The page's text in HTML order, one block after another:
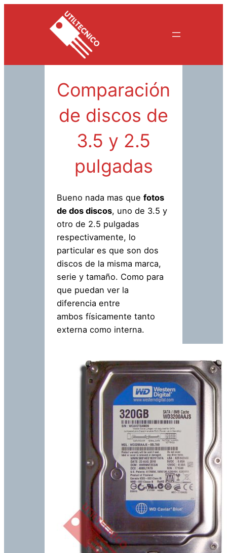
Comparación
de discos de
3.5 y 2.5
pulgadas
Bueno nada mas que fotos
de dos discos, uno de 3.5 y
otro de 2.5 pulgadas
respectivamente, lo
particular es que son dos
discos de la misma marca,
serie y tamaño. Como para
que puedan ver la
diferencia entre
ambos físicamente tanto
externa como interna.